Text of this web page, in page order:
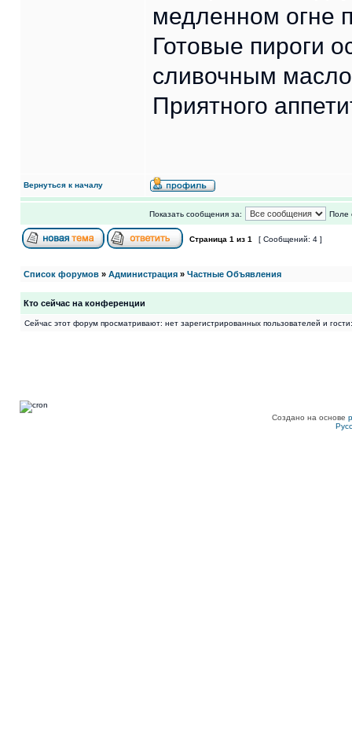
медленном огне
Готовые пироги
сливочным
Приятного
Вернуться к началу
Показать сообщения за: Поле
Страница 1 из 1 [ Сообщений: 4 ]
Список форумов » Администрация » Частные Объявления
Кто сейчас на конференции
Сейчас этот форум просматривают: нет зарегистрированных пользователей и
Создано на основе